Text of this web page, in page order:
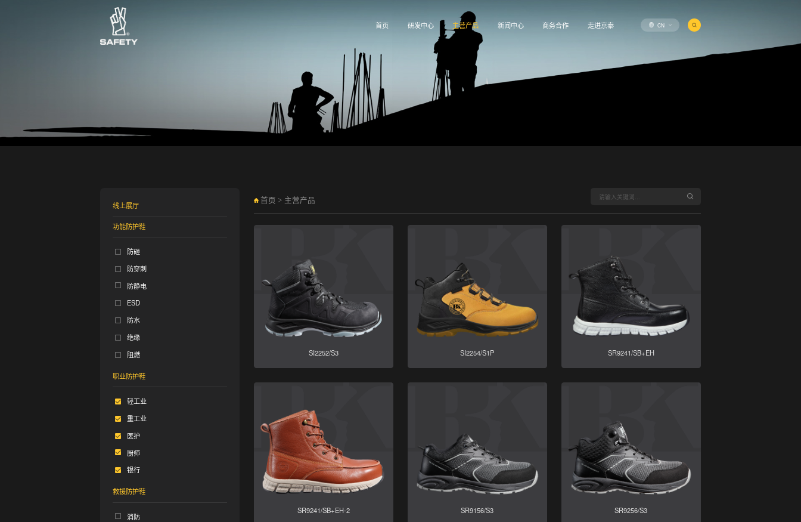
首页 研发中心 主营产品 新闻中心 商务合作 走进京泰 CN
线上展厅
功能防护鞋
防砸
防穿刺
防静电
ESD
防水
绝缘
阻燃
职业防护鞋
轻工业
重工业
医护
厨师
银行
救援防护鞋
消防
首页 > 主营产品
SI2252/S3 SI2254/S1P SR9241/SB+EH
SR9241/SB+EH-2 SR9156/S3 SR9256/S3